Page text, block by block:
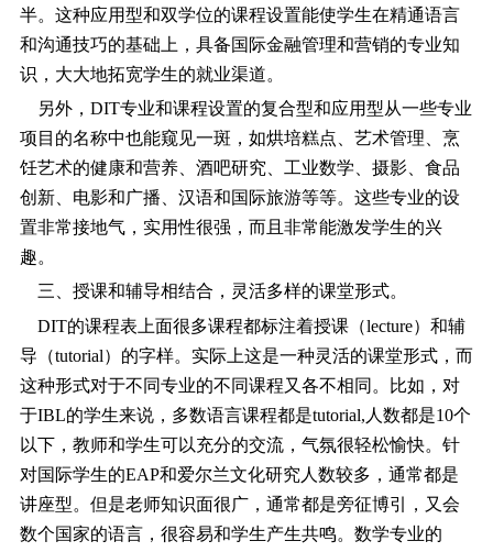
半。这种应用型和双学位的课程设置能使学生在精通语言
和沟通技巧的基础上，具备国际金融管理和营销的专业知
识，大大地拓宽学生的就业渠道。
另外，DIT专业和课程设置的复合型和应用型从一些专业
项目的名称中也能窥见一斑，如烘培糕点、艺术管理、烹
饪艺术的健康和营养、酒吧研究、工业数学、摄影、食品
创新、电影和广播、汉语和国际旅游等等。这些专业的设
置非常接地气，实用性很强，而且非常能激发学生的兴
趣。
三、授课和辅导相结合，灵活多样的课堂形式。
DIT的课程表上面很多课程都标注着授课（lecture）和辅
导（tutorial）的字样。实际上这是一种灵活的课堂形式，而
这种形式对于不同专业的不同课程又各不相同。比如，对
于IBL的学生来说，多数语言课程都是tutorial,人数都是10个
以下，教师和学生可以充分的交流，气氛很轻松愉快。针
对国际学生的EAP和爱尔兰文化研究人数较多，通常都是
讲座型。但是老师知识面很广，通常都是旁征博引，又会
数个国家的语言，很容易和学生产生共鸣。数学专业的